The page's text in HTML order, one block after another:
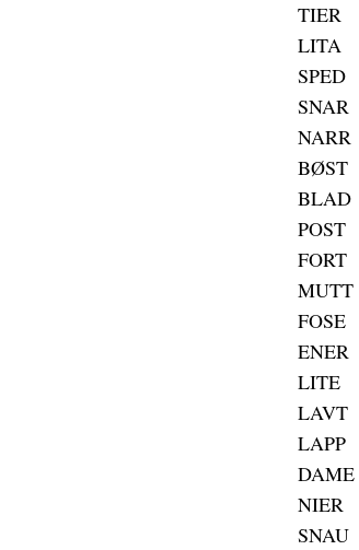
TIER
LITA
SPED
SNAR
NARR
BØST
BLAD
POST
FORT
MUTT
FOSE
ENER
LITE
LAVT
LAPP
DAME
NIER
SNAU